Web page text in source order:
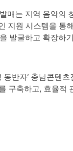
매는 지역 음악의
지원 시스템을 통
발굴하고 확장하
동반자’ 충남콘
구축하고, 효율